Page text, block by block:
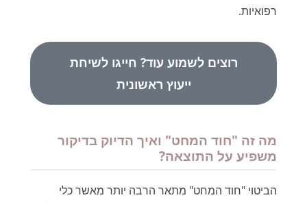
רפואיות.
רוצים לשמוע עוד? חייגו לשיחת
ייעוץ ראשונית
מה זה "חוד המחט" ואיך הדיוק בדיקור
משפיע על התוצאה?
הביטוי "חוד המחט" מתאר הרבה יותר מאשר כלי